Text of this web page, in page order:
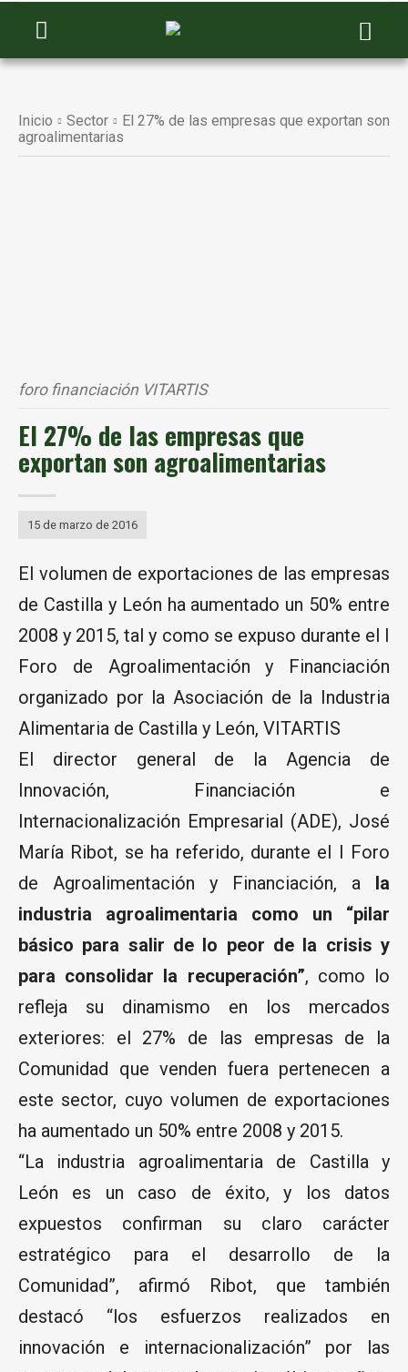
Inicio Sector
El 27% de las empresas que exportan son
agroalimentarias
foro financiación VITARTIS
El 27% de las empresas que
exportan son agroalimentarias
15 de marzo de 2016
El volumen de exportaciones de las empresas
de Castilla y León ha aumentado un 50% entre
2008 y 2015, tal y como se expuso durante el I
Foro de Agroalimentación y Financiación
organizado por la Asociación de la Industria
Alimentaria de Castilla y León, VITARTIS
El director general de la Agencia de
Innovación, Financiación e
Internacionalización Empresarial (ADE), José
María Ribot, se ha referido, durante el I Foro
de Agroalimentación y Financiación, a la
industria agroalimentaria como un “pilar
básico para salir de lo peor de la crisis y
para consolidar la recuperación”, como lo
refleja su dinamismo en los mercados
exteriores: el 27% de las empresas de la
Comunidad que venden fuera pertenecen a
este sector, cuyo volumen de exportaciones
ha aumentado un 50% entre 2008 y 2015.
“La industria agroalimentaria de Castilla y
León es un caso de éxito, y los datos
expuestos confirman su claro carácter
estratégico para el desarrollo de la
Comunidad”, afirmó Ribot, que también
destacó “los esfuerzos realizados en
innovación e internacionalización” por las